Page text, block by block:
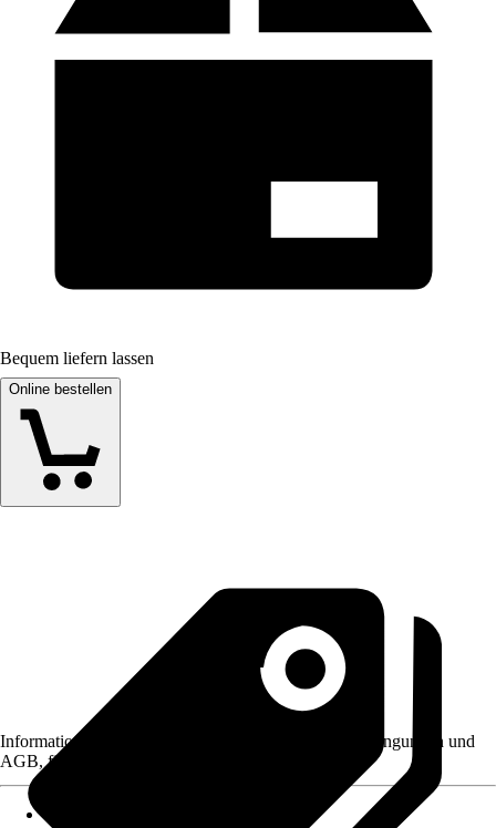
Bequem liefern lassen
Online bestellen
Informationen des Verkäufers, wie z. B. Rückgabebedingungen und
AGB, finden Sie bei Klick auf den Verkäufernamen.